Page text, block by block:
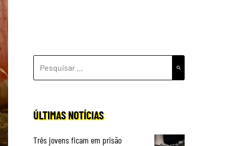
POR:
ÚLTIMAS NOTÍCIAS
Três jovens ficam em prisão